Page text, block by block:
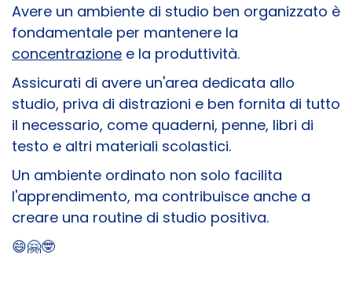
Avere un ambiente di studio ben organizzato è
fondamentale per mantenere la
concentrazione e la produttività.
Assicurati di avere un'area dedicata allo
studio, priva di distrazioni e ben fornita di tutto
il necessario, come quaderni, penne, libri di
testo e altri materiali scolastici.
Un ambiente ordinato non solo facilita
l'apprendimento, ma contribuisce anche a
creare una routine di studio positiva.
​😄​🤗🤓​